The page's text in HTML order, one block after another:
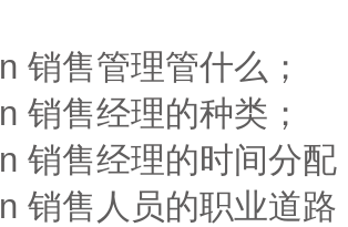
n 销售管理管什么；
n 销售经理的种类；
n 销售经理的时间分配
n 销售人员的职业道路